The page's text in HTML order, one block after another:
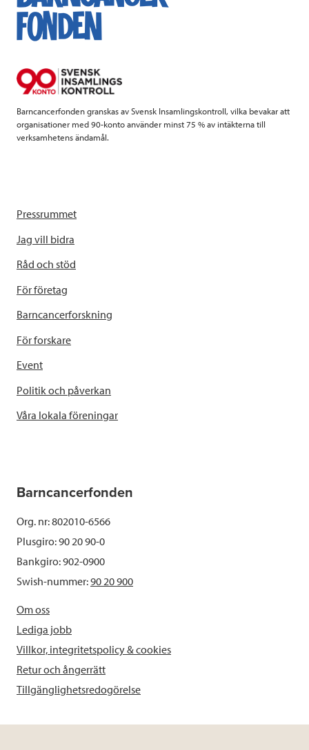
b
k
t
e
Barncancerfonden granskas av Svensk Insamlingskontroll, vilka bevakar att
organisationer med 90-konto använder minst 75 % av intäkterna till
verksamhetens ändamål.
Pressrummet
Jag vill bidra
Råd och stöd
För företag
Barncancerforskning
För forskare
Event
Politik och påverkan
Våra lokala föreningar
Barncancerfonden
Org. nr: 802010-6566
Plusgiro: 90 20 90-0
Bankgiro: 902-0900
Swish-nummer:90 20 900
Om oss
Lediga jobb
Villkor, integritetspolicy & cookies
Retur och ångerrätt
Tillgänglighetsredogörelse